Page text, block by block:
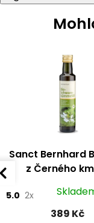
Sanct Bernhard
z Černého
lisovaný za
ml
5.0 2x
389 Kč